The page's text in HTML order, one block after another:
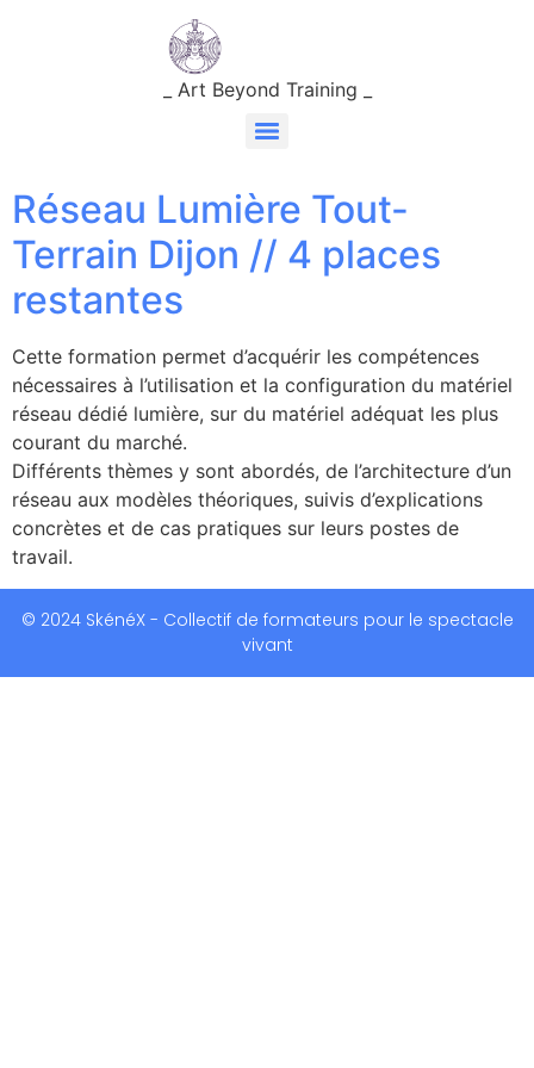
_ Art Beyond Training _
Réseau Lumière Tout-
Terrain Dijon // 4 places
restantes
Cette formation permet d’acquérir les compétences
nécessaires à l’utilisation et la configuration du matériel
réseau dédié lumière, sur du matériel adéquat les plus
courant du marché.
Différents thèmes y sont abordés, de l’architecture d’un
réseau aux modèles théoriques, suivis d’explications
concrètes et de cas pratiques sur leurs postes de
travail.
© 2024 SkénéX - Collectif de formateurs pour le spectacle
vivant